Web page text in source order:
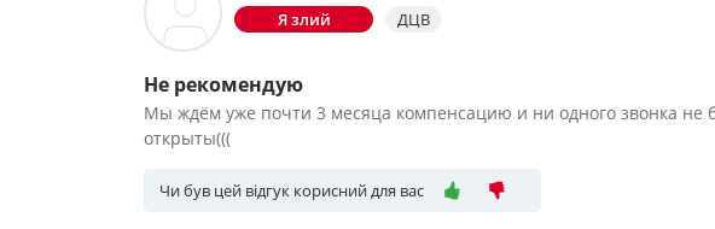
Я злий
ДЦВ
Не рекомендую
Мы ждём уже почти 3 месяца компенсацию и ни одного звонка не
открыты(((
Чи був цей відгук корисний для вас